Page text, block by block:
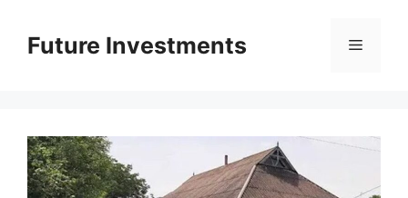
вмістуFuture Investments Меню